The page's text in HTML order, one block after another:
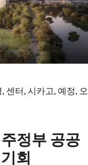
, 센터, 시카고, 예정, 오
정부 공공
회